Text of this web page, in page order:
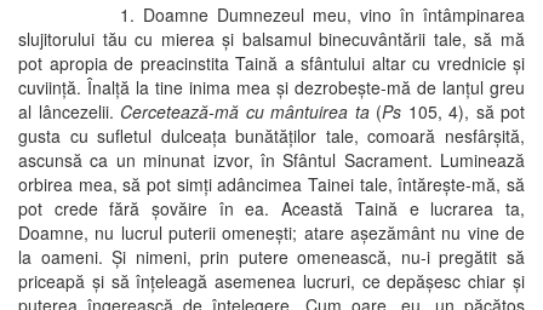
1. Doamne Dumnezeul meu, vino în întâmpinarea
slujitorului tău cu mierea şi balsamul binecuvântării tale, să mă
pot apropia de preacinstita Taină a sfântului altar cu vrednicie şi
cuviinţă. Înalţă la tine inima mea şi dezrobeşte-mă de lanţul greu
al lâncezelii. Cercetează-mă cu mântuirea ta(Ps 105, 4), să pot
gusta cu sufletul dulceaţa bunătăţilor tale, comoară nesfârşită,
ascunsă ca un minunat izvor, în Sfântul Sacrament. Luminează
orbirea mea, să pot simţi adâncimea Tainei tale, întăreşte-mă, să
pot crede fără şovăire în ea. Această Taină e lucrarea ta,
Doamne, nu lucrul puterii omeneşti; atare aşezământ nu vine de
la oameni. Şi nimeni, prin putere omenească, nu-i pregătit să
priceapă şi să înţeleagă asemenea lucruri, ce depăşesc chiar şi
puterea îngerească de înţelegere. Cum oare, eu, un păcătos